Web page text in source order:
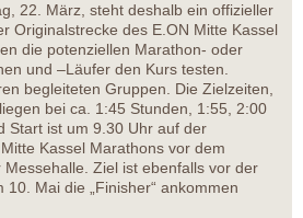
22. März, steht deshalb ein offizieller
Originalstrecke des E.ON Mitte Kassel
die potenziellen Marathon- oder
und –Läufer den Kurs testen.
begleiteten Gruppen. Die Zielzeiten,
bei ca. 1:45 Stunden, 1:55, 2:00
Start ist um 9.30 Uhr auf der
Kassel Marathons vor dem
Ziel ist ebenfalls vor der
Mai die „Finisher“ ankommen